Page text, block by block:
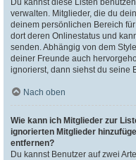
Du kannst diese Listen
verwalten. Mitglieder, die du
deinem persönlichen Bereich
dort deren Onlinestatus und
senden. Abhängig von dem
deiner Freunde auch
ignorierst, dann siehst du seine
Nach oben
Wie kann ich Mitglieder zur
ignorierten Mitglieder
entfernen?
Du kannst Benutzer auf zwei